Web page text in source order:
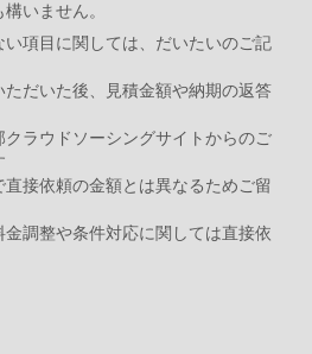
いません。
項目に関しては、だいたいのご記
だいた後、見積金額や納期の返答
ラウドソーシングサイトからのご
接依頼の金額とは異なるためご留
調整や条件対応に関しては直接依